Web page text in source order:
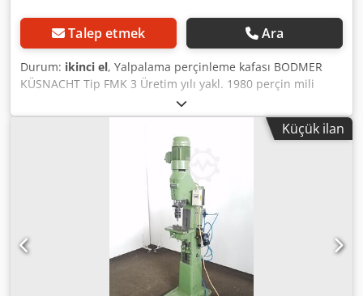
Talep etmek Ara
Durum: ikinci el, Yalpalama perçinleme kafası BODMER
KÜSNACHT Tip FMK 3 Üretim yılı yakl. 1980 perçin mili
çapı: maks. 10 mm takım çapı: 12 mm perçin kafası stroku:
40 mm perçinleme mili hızı: yakl. 1400 rpm motor gücü:
0,37 kW Şebeke bağlantısı: 380 Volt, 50 Hz - Hidrolik basınç
ile sonsuz değişken perçinleme basıncı ayarı - Strok
sınırlaması için mikrometre durdurma - yağlı hidrolik ile
strok hareketi (maks. 45 bar) - işlenmiş flanş yüzeyi Ø 115
mm gövde üzerinde sabitleme somunu ile toplam uzunluk:
yakl. 800 mm ağırlık: yakl. 40 kg iyi durumda Perçin kafası,
aynı anda 2 veya 3 perçin yerleştirmek için çok milli bir
kafaya sahiptir. Bu, sökülebilir ve normal şekilde
kullanılabilir. Normal kullanım için, aleti tutan normal
yalpalama başlığı eksiktir. Chedpfxsglarlj Aa Toa
Küçük ilan